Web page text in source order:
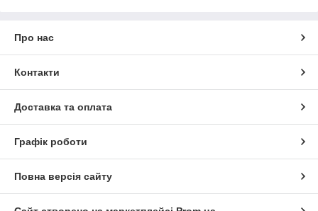
Про нас
Контакти
Доставка та оплата
Графік роботи
Повна версія сайту